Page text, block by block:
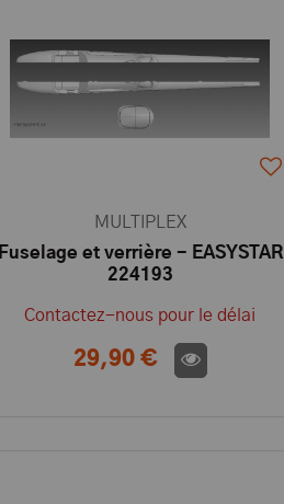
MULTIPLEX
Fuselage et verrière - EASYSTAR
224193
Contactez-nous pour le délai
29,90 €